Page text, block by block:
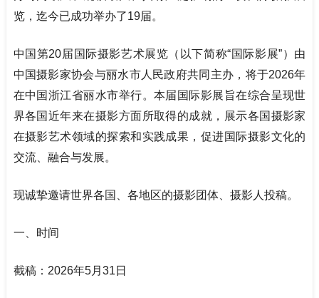
览，迄今已成功举办了19届。
中国第20届国际摄影艺术展览（以下简称“国际影展”）由
中国摄影家协会与丽水市人民政府共同主办，将于2026年
在中国浙江省丽水市举行。本届国际影展旨在综合呈现世
界各国近年来在摄影方面所取得的成就，展示各国摄影家
在摄影艺术领域的探索和实践成果，促进国际摄影文化的
交流、融合与发展。
现诚挚邀请世界各国、各地区的摄影团体、摄影人投稿。
一、时间
截稿： 2026年5月31日